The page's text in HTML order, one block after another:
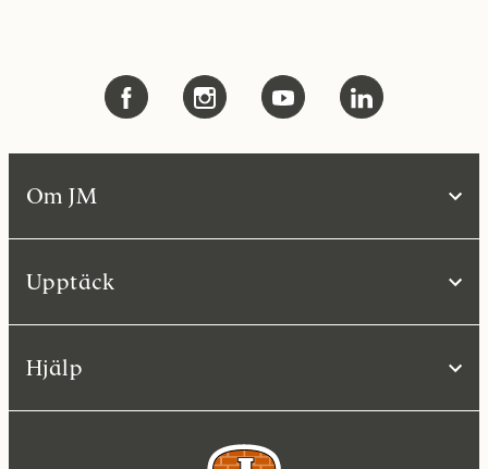
Om JM
Upptäck
Hjälp